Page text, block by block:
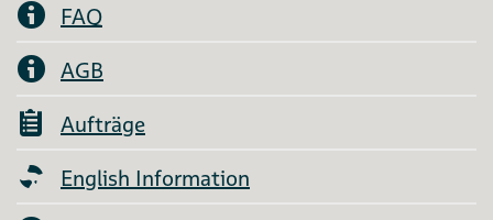
FAQ
AGB
Aufträge
English Information